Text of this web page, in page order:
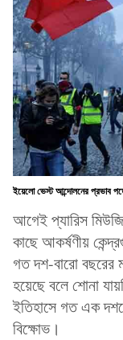
ইয়েলো ভেস্ট আন্দোলনের প্রভাব
আগেই প্যারিস
কাছে আকর্ষণীয়
গত দশ-বারো বছরের
হয়েছে বলে শোনা
ইতিহাসে গত এক
বিক্ষোভ।